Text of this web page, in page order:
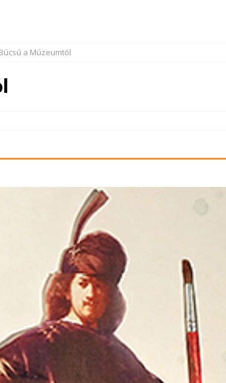
Búcsú a Múzeumtól